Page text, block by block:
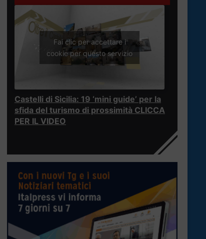
Fai clic per accettare i
cookie per questo servizio
Castelli di Sicilia: 19 ‘mini guide’ per la
sfida del turismo di prossimità CLICCA
PER IL VIDEO